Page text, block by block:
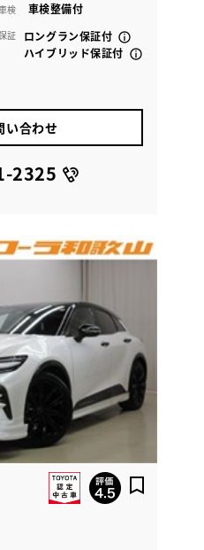
検 車検整備付
証
ロングラン保証付
ハイブリッド保証付
い合わせ
2325